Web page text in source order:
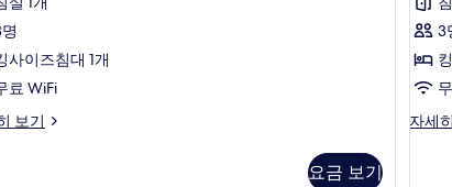
)
사이즈침대 1개
료 WiFi
보기
요금 보기
두
보
기
16
3
자세
Ocean